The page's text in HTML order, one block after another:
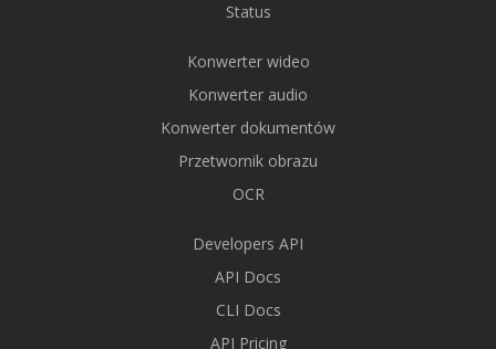
Status
Konwerter wideo
Konwerter audio
Konwerter dokumentów
Przetwornik obrazu
OCR
Developers API
API Docs
CLI Docs
API Pricing